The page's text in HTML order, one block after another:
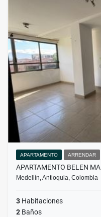
APARTAMENTO ARRENDAR
APARTAMENTO BELEN
Medellín, Antioquia, Colombia
3 Habitaciones
2 Baños